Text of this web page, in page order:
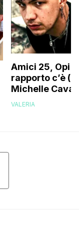
Amici 25, Opi
rapporto c’è
Michelle
VALERIA